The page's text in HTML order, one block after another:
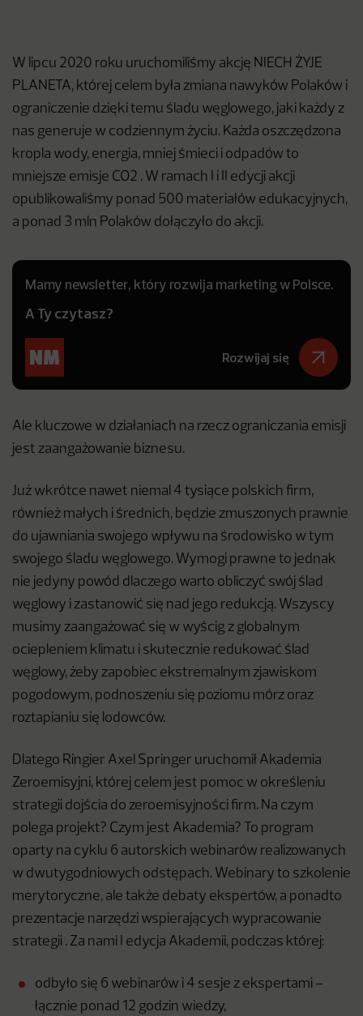
W lipcu 2020 roku uruchomiliśmy akcję NIECH ŻYJE
PLANETA, której celem była zmiana nawyków Polaków i
ograniczenie dzięki temu śladu węglowego, jaki każdy z
nas generuje w codziennym życiu. Każda oszczędzona
kropla wody, energia, mniej śmieci i odpadów to
mniejsze emisje CO2 . W ramach I i II edycji akcji
opublikowaliśmy ponad 500 materiałów edukacyjnych,
a ponad 3 mln Polaków dołączyło do akcji.
Mamy newsletter, który rozwija marketing w Polsce.
A Ty czytasz?
Rozwijaj się
Ale kluczowe w działaniach na rzecz ograniczania emisji
jest zaangażowanie biznesu.
Już wkrótce nawet niemal 4 tysiące polskich firm,
również małych i średnich, będzie zmuszonych prawnie
do ujawniania swojego wpływu na środowisko w tym
swojego śladu węglowego. Wymogi prawne to jednak
nie jedyny powód dlaczego warto obliczyć swój ślad
węglowy i zastanowić się nad jego redukcją. Wszyscy
musimy zaangażować się w wyścig z globalnym
ociepleniem klimatu i skutecznie redukować ślad
węglowy, żeby zapobiec ekstremalnym zjawiskom
pogodowym, podnoszeniu się poziomu mórz oraz
roztapianiu się lodowców.
Dlatego Ringier Axel Springer uruchomił Akademia
Zeroemisyjni, której celem jest pomoc w określeniu
strategii dojścia do zeroemisyjności firm. Na czym
polega projekt? Czym jest Akademia? To program
oparty na cyklu 6 autorskich webinarów realizowanych
w dwutygodniowych odstępach. Webinary to szkolenie
merytoryczne, ale także debaty ekspertów, a ponadto
prezentacje narzędzi wspierających wypracowanie
strategii . Za nami I edycja Akademii, podczas której:
odbyło się 6 webinarów i 4 sesje z ekspertami –
łącznie ponad 12 godzin wiedzy,